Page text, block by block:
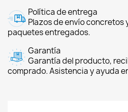
Política de entrega
Plazos de envío concretos
paquetes entregados.
Garantía
Garantía del producto,
comprado. Asistencia y ayuda